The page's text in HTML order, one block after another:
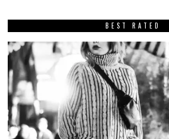
BEST RATED